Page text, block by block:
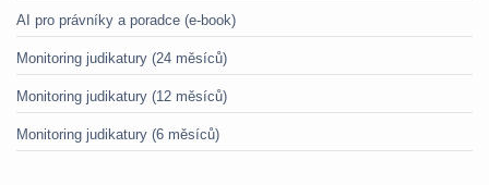
AI pro právníky a poradce (e-book)
Monitoring judikatury (24 měsíců)
Monitoring judikatury (12 měsíců)
Monitoring judikatury (6 měsíců)